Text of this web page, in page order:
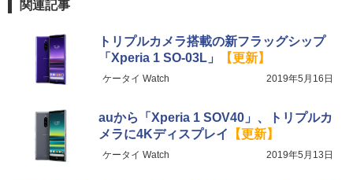
関連記事
トリプルカメラ搭載の新フラッグシップ
「Xperia 1 SO-03L」
【更新】
ケータイ Watch 2019年5月16日
auから「Xperia 1 SOV40」、トリプルカ
メラに4Kディスプレイ
【更新】
ケータイ Watch 2019年5月13日